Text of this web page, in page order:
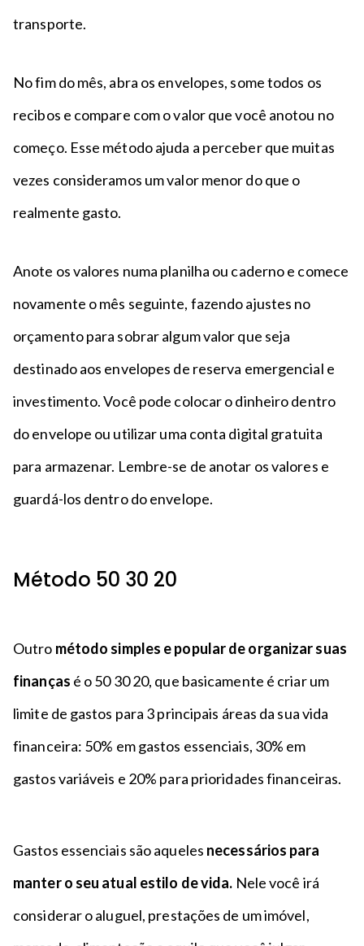
transporte.
No fim do mês, abra os envelopes, some todos os
recibos e compare com o valor que você anotou no
começo. Esse método ajuda a perceber que muitas
vezes consideramos um valor menor do que o
realmente gasto.
Anote os valores numa planilha ou caderno e comece
novamente o mês seguinte, fazendo ajustes no
orçamento para sobrar algum valor que seja
destinado aos envelopes de reserva emergencial e
investimento. Você pode colocar o dinheiro dentro
do envelope ou utilizar uma conta digital gratuita
para armazenar. Lembre-se de anotar os valores e
guardá-los dentro do envelope.
Método 50 30 20
Outro método simples e popular de organizar suas
finanças é o 50 30 20, que basicamente é criar um
limite de gastos para 3 principais áreas da sua vida
financeira: 50% em gastos essenciais, 30% em
gastos variáveis e 20% para prioridades financeiras.
Gastos essenciais são aqueles necessários para
manter o seu atual estilo de vida. Nele você irá
considerar o aluguel, prestações de um imóvel,